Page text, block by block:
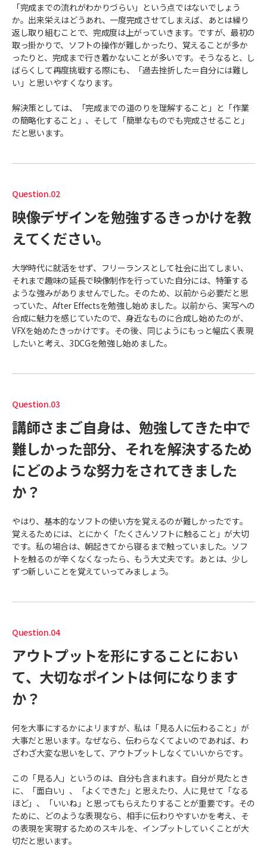
「完成までの流れがわかりづらい」という点ではないでしょう
か。出来栄えはどうあれ、一度完成させてしまえば、あとは繰り
返し取り組むことで、完成度は上がっていきます。ですが、最初の
取っ掛かりで、ソフトの操作が難しかったり、覚えることが多か
ったりと、完成まで行き着かないことが多いです。そうなると、し
ばらくして再度挑戦する際にも、「過去挫折した＝自分には難し
い」と思いやすくなります。
解決策としては、「完成までの道のりを理解すること」と「作業
の簡略化すること」、そして「簡単なものでも完成させること」
だと思います。
Question.02
映像デザインを勉強するきっかけを教
えてください。
大学時代に就活をせず、フリーランスとして社会に出てしまい、
それまで趣味の延長で映像制作を行っていた自分には、特筆する
ような強みがありませんでした。そのため、以前から必要だと思
っていた、After Effectsを勉強し始めました。以前から、実写への
合成に魅力を感じていたので、身近なものに合成し始めたのが、
VFXを始めたきっかけです。その後、同じようにもっと幅広く表現
したいと考え、3DCGを勉強し始めました。
Question.03
講師さまご自身は、勉強してきた中で
難しかった部分、それを解決するため
にどのような努力をされてきました
か？
やはり、基本的なソフトの使い方を覚えるのが難しかったです。
覚えるためには、とにかく「たくさんソフトに触ること」が大切
です。私の場合は、朝起きてから寝るまで触っていました。ソフ
トを触るのが辛くなくなったら、もう大丈夫です。あとは、少し
ずつ新しいことを覚えていってみましょう。
Question.04
アウトプットを形にすることにおい
て、大切なポイントは何になります
か？
何を大事にするかによリますが、私は「見る人に伝わること」が
大事だと思います。なぜなら、伝わらなくてよいのであれば、わ
ざわざ大変な思いをして、アウトプットしなくていいからです。
この「見る人」というのは、自分も含まれます。自分が見たとき
に、「面白い」、「よくできた」と思えたり、人に見せて「なる
ほど」、「いいね」と思ってもらえたりすることが重要です。その
ために、どのような表現なら、相手に伝わりやすいかを考え、そ
の表現を実現するためのスキルを、インプットしていくことが大
切だと思います。